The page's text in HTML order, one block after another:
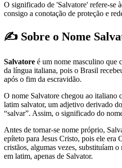
O significado de 'Salvatore' refere-se
consigo a conotação de proteção e
✍️ Sobre o Nome
Salvatore é um nome masculino que
da língua italiana, pois o Brasil
após o fim da escravidão.
O nome Salvatore chegou ao italiano
latim salvator, um adjetivo derivado
“salvar”. Assim, o significado do
Antes de tornar-se nome próprio,
epíteto para Jesus Cristo, pois ele era
cristãos, algumas vezes, substituíam o
em latim, apenas de Salvator.